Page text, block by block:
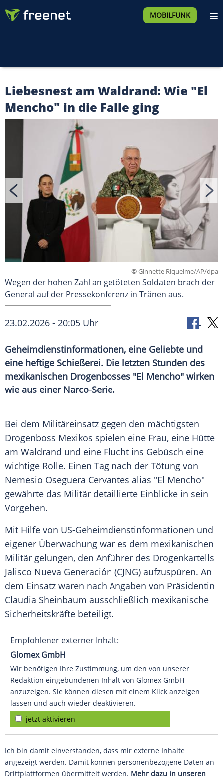
MOBILFUNK
Liebesnest am Waldrand: Wie "El
Mencho" in die Falle ging
©Ginnette Riquelme/AP/dpa
Wegen der hohen Zahl an getöteten Soldaten brach der
General auf der Pressekonferenz in Tränen aus.
23.02.2026 - 20:05 Uhr
Geheimdienstinformationen, eine Geliebte und
eine heftige Schießerei. Die letzten Stunden des
mexikanischen Drogenbosses "El Mencho" wirken
wie aus einer Narco-Serie.
Bei dem Militäreinsatz gegen den mächtigsten
Drogenboss Mexikos spielen eine Frau, eine Hütte
am Waldrand und eine Flucht ins Gebüsch eine
wichtige Rolle. Einen Tag nach der Tötung von
Nemesio Oseguera Cervantes alias "El Mencho"
gewährte das Militär detaillierte Einblicke in sein
Vorgehen.
Mit Hilfe von US-Geheimdienstinformationen und
eigener Überwachung war es dem mexikanischen
Militär gelungen, den Anführer des Drogenkartells
Jalisco Nueva Generación (CJNG) aufzuspüren. An
dem Einsatz waren nach Angaben von Präsidentin
Claudia Sheinbaum ausschließlich mexikanische
Sicherheitskräfte beteiligt.
Empfohlener externer Inhalt:
Glomex GmbH
Wir benötigen Ihre Zustimmung, um den von unserer
Redaktion eingebundenen Inhalt von Glomex GmbH
anzuzeigen. Sie können diesen mit einem Klick anzeigen
lassen und auch wieder deaktivieren.
jetzt aktivieren
Ich bin damit einverstanden, dass mir externe Inhalte
angezeigt werden. Damit können personenbezogene Daten an
Drittplattformen übermittelt werden. Mehr dazu in unseren